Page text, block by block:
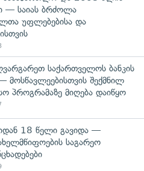
— საიას ბრძოლა
უფლებებისა და
საქართველოს ბანკის
მოსწავლეებისთვის შექმნილ
პროგრამაზე მიღება დაიწყო
18 წელი გავიდა —
საგარეო